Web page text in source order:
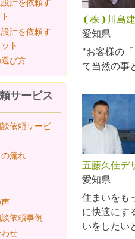
❨株❩川島
愛知県
"お客様の
て当然の事
五藤久佳デ
愛知県
住まいをも
に快適にす
いをしたい
計を依頼す
ト
び方
サービス
依頼サービ
流れ
依頼事例
せ